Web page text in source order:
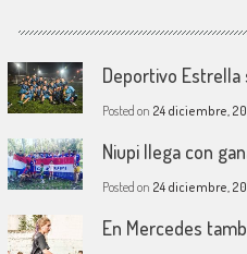
Deportivo Estrella
Posted on 24 diciembre,
Niupi llega con
Posted on 24 diciembre,
En Mercedes